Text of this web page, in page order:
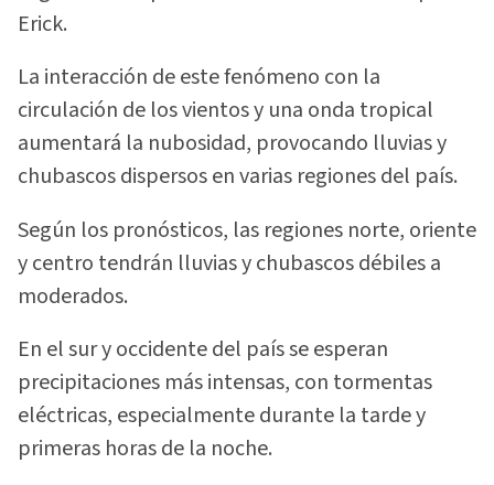
Erick.
La interacción de este fenómeno con la
circulación de los vientos y una onda tropical
aumentará la nubosidad, provocando lluvias y
chubascos dispersos en varias regiones del país.
Según los pronósticos, las regiones norte, oriente
y centro tendrán lluvias y chubascos débiles a
moderados.
En el sur y occidente del país se esperan
precipitaciones más intensas, con tormentas
eléctricas, especialmente durante la tarde y
primeras horas de la noche.